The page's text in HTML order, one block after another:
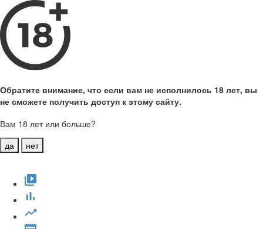
Обратите внимание, что если вам не исполнилось 18 лет, вы
не сможете получить доступ к этому сайту.
Вам 18 лет или больше?
да
нет